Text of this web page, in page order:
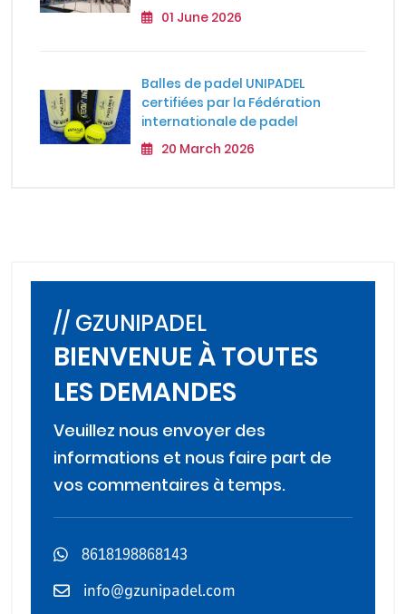
01 June 2026
Balles de padel UNIPADEL
certifiées par la Fédération
internationale de padel
20 March 2026
// GZUNIPADEL
BIENVENUE À TOUTES
LES DEMANDES
Veuillez nous envoyer des
informations et nous faire part de
vos commentaires à temps.
8618198868143
info@gzunipadel.com